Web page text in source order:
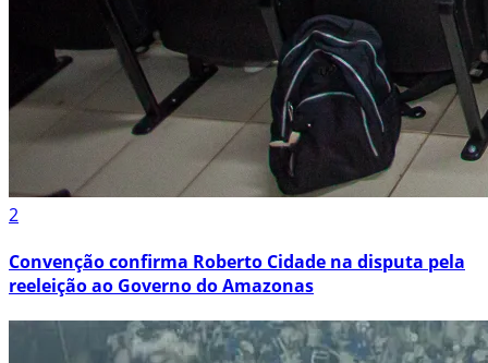
2
Convenção confirma Roberto Cidade na disputa pela
reeleição ao Governo do Amazonas